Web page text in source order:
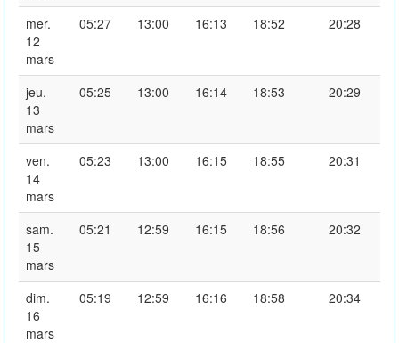
mer.
12
mars
05:27 13:00 16:13 18:52 20:28
jeu.
13
mars
05:25 13:00 16:14 18:53 20:29
ven.
14
mars
05:23 13:00 16:15 18:55 20:31
sam.
15
mars
05:21 12:59 16:15 18:56 20:32
dim.
16
mars
05:19 12:59 16:16 18:58 20:34